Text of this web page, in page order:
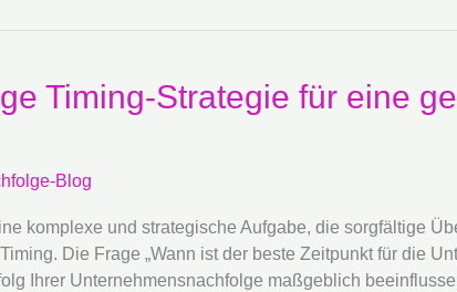
Timing-Strategie für eine
Blog
komplexe und strategische Aufgabe, die sorgfältige
Die Frage „Wann ist der beste Zeitpunkt für die
Ihrer Unternehmensnachfolge maßgeblich